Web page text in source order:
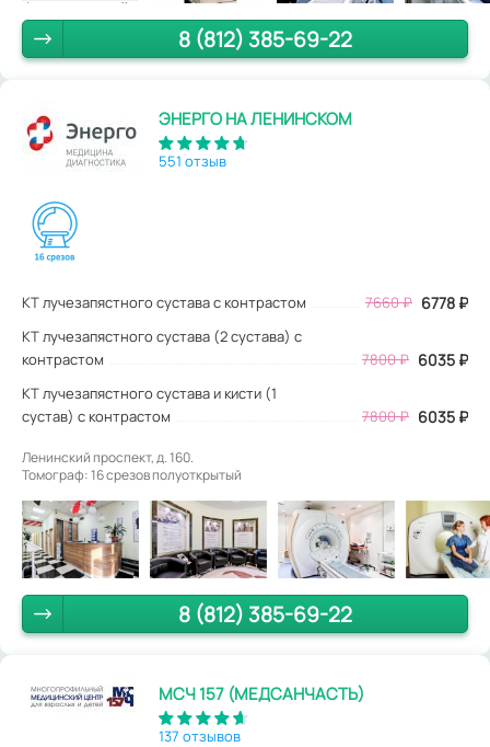
8 (812) 385-69-22
ЭНЕРГО НА ЛЕНИНСКОМ
551 отзыв
КТ лучезапястного сустава с контрастом 7660₽ 6778 ₽
КТ лучезапястного сустава (2 сустава) с
контрастом
7800 ₽ 6035 ₽
КТ лучезапястного сустава и кисти (1
сустав) с контрастом
7800 ₽ 6035 ₽
Ленинский проспект, д. 160.
Томограф: 16 срезов полуоткрытый
8 (812) 385-69-22
МСЧ 157 (МЕДСАНЧАСТЬ)
137 отзывов